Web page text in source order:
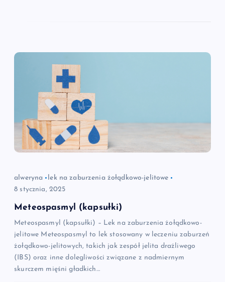
alweryna
lek na zaburzenia żołądkowo-jelitowe
8 stycznia, 2025
Meteospasmyl (kapsułki)
Meteospasmyl (kapsułki) – Lek na zaburzenia żołądkowo-
jelitowe Meteospasmyl to lek stosowany w leczeniu zaburzeń
żołądkowo-jelitowych, takich jak zespół jelita drażliwego
(IBS) oraz inne dolegliwości związane z nadmiernym
skurczem mięśni gładkich…